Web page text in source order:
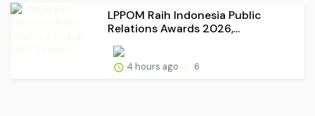
LPPOM Raih Indonesia Public
Relations Awards 2026,...
4 hours ago 6